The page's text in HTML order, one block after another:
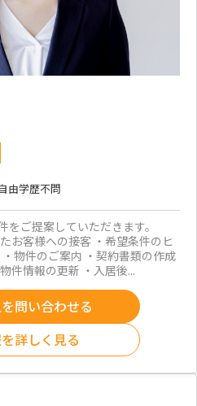
由学歴不問
ご提案していただきます。
お客様への接客 ・希望条件のヒ
物件のご案内 ・契約書類の作成
件情報の更新 ・入居後...
問い合わせる
詳しく見る